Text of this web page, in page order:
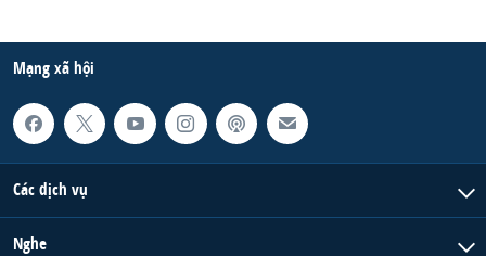
Mạng xã hội
Các dịch vụ
Nghe